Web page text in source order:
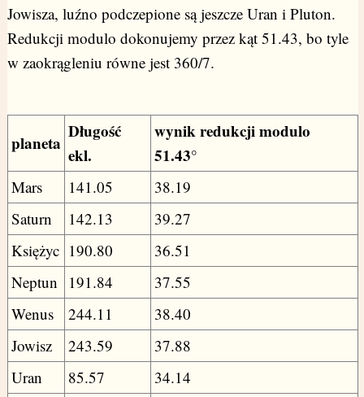
Jowisza, luźno podczepione są jeszcze Uran i Pluton.
Redukcji modulo dokonujemy przez kąt 51.43, bo tyle
w zaokrągleniu równe jest 360/7.
planeta
Długość
ekl.
wynik redukcji modulo
51.43°
Mars 141.05
38.19
Saturn
142.13
39.27
Księżyc 190.80
36.51
Neptun
191.84
37.55
Wenus
244.11
38.40
Jowisz
243.59
37.88
Uran
85.57
34.14